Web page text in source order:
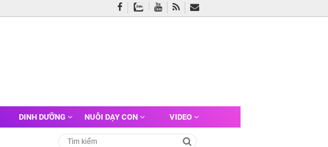
DINH DƯỠNG NUÔI DẠY CON VIDEO